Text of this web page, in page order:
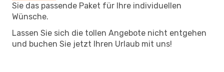
Sie das passende Paket für Ihre individuellen
Wünsche.
Lassen Sie sich die tollen Angebote nicht entgehen
und buchen Sie jetzt Ihren Urlaub mit uns!